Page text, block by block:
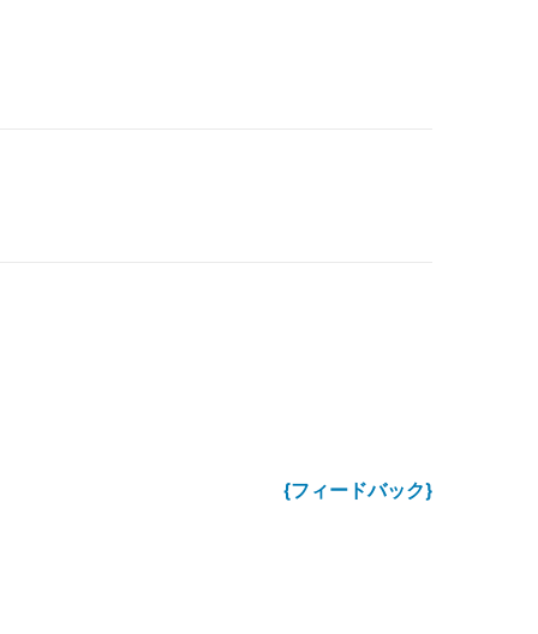
{フィードバック}